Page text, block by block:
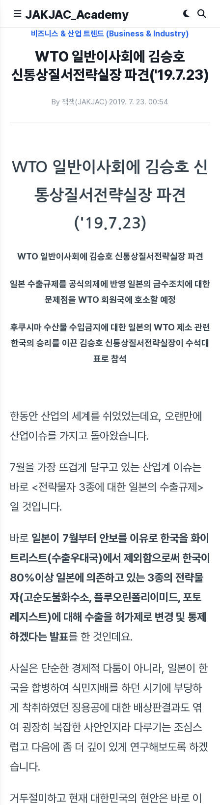
JAKJAC_Academy
비즈니스 & 산업 트렌드 (Business & Industry)
WTO 일반이사회에 김승호
신통상질서전략실장 파견('19.7.23)
By 잭잭(JAKJAC)·2019. 7. 23. 00:54
WTO 일반이사회에 김승호 신
통상질서전략실장 파견
('19.7.23)
WTO 일반이사회에 김승호 신통상질서전략실장 파견
일본 수출규제를 공식의제에 반영 일본의 금수조치에 대한
문제점을 WTO 회원국에 호소할 예정
후쿠시마 수산물 수입금지에 대한 일본의 WTO 제소 관련
한국의 승리를 이끈 김승호 신통상질서전략실장이 수석대
표로 참석
한동안 산업의 세계를 쉬었었는데요, 오랜만에
산업이슈를 가지고 돌아왔습니다.
7월을 가장 뜨겁게 달구고 있는 산업계 이슈는
바로 <전략물자 3종에 대한 일본의 수출규제>
일 것입니다.
바로 일본이 7월부터 안보를 이유로 한국을 화이
트리스트(수출우대국)에서 제외함으로써 한국이
80%이상 일본에 의존하고 있는 3종의 전략물
자(고순도불화수소, 플루오린폴리이미드, 포토
레지스트)에 대해 수출을 허가제로 변경 및 통제
하겠다는 발표를 한 것인데요.
사실은 단순한 경제적 다툼이 아니라, 일본이 한
국을 합병하여 식민지배를 하던 시기에 부당하
게 착취하였던 징용공에 대한 배상판결과도 엮
여 굉장히 복잡한 사안인지라 다루기는 조심스
럽고 다음에 좀 더 깊이 있게 연구해보도록 하겠
습니다.
거두절미하고 현재 대한민국의 현안은 바로 이